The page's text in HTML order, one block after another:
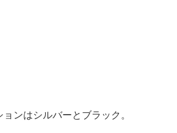
ンはシルバーとブラック。